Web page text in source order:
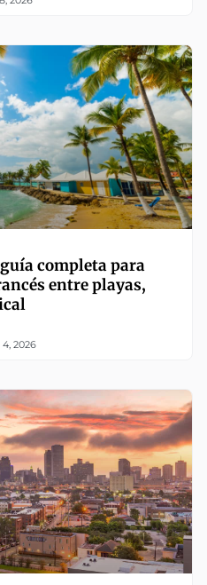
completa para
entre playas,
2026